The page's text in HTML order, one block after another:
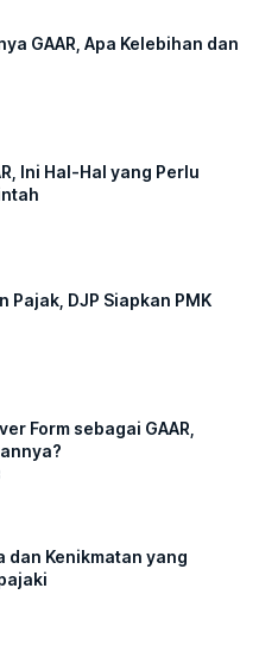
GAAR, Apa Kelebihan dan
Ini Hal-Hal yang Perlu
Pajak, DJP Siapkan PMK
Form sebagai GAAR,
dan Kenikmatan yang